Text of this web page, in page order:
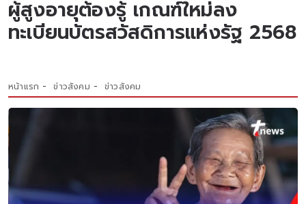
ผู้สูงอายุต้องรู้ เกณฑ์ใหม่ลง
ทะเบียนบัตรสวัสดิการแห่งรัฐ 2568
หน้าแรก ข่าวสังคม ข่าวสังคม